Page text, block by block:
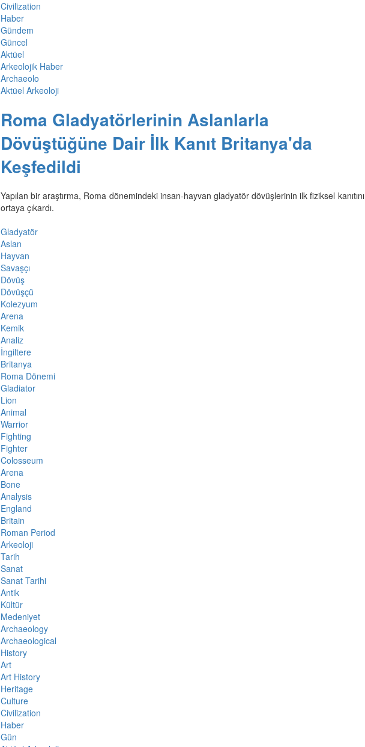
Civilization
Haber
Gündem
Güncel
Aktüel
Arkeolojik Haber
Archaeolo
Aktüel Arkeoloji
Roma Gladyatörlerinin Aslanlarla
Dövüştüğüne Dair İlk Kanıt Britanya'da
Keşfedildi
Yapılan bir araştırma, Roma dönemindeki insan-hayvan gladyatör dövüşlerinin ilk fiziksel kanıtını
ortaya çıkardı.
Gladyatör
Aslan
Hayvan
Savaşçı
Dövüş
Dövüşçü
Kolezyum
Arena
Kemik
Analiz
İngiltere
Britanya
Roma Dönemi
Gladiator
Lion
Animal
Warrior
Fighting
Fighter
Colosseum
Arena
Bone
Analysis
England
Britain
Roman Period
Arkeoloji
Tarih
Sanat
Sanat Tarihi
Antik
Kültür
Medeniyet
Archaeology
Archaeological
History
Art
Art History
Heritage
Culture
Civilization
Haber
Gün